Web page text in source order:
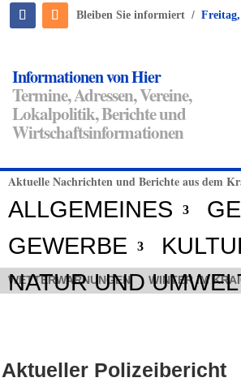
Bleiben Sie informiert / Freitag,
Informationen von Hier
Termine, Adressen, Vereine,
Lokalpolitik, Berichte und
Wirtschaftsinformationen
Aktuelle Nachrichten und Berichte aus dem
ALLGEMEINES
GEWERBE
NATUR UND
WETTERWARNUNGEN WINTER IM
Aktueller Polizeibericht